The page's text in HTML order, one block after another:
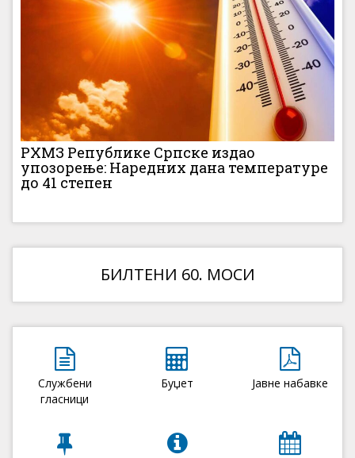
РХМЗ Републике Српске издао
упозорење: Наредних дана температуре
до 41 степен
БИЛТЕНИ 60. МОСИ
Службени
гласници
Буџет Јавне набавке